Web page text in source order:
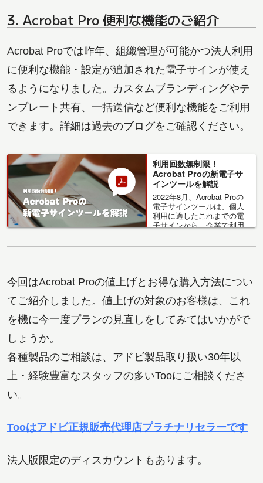
3. Acrobat Pro 便利な機能のご紹介
Acrobat Proでは昨年、組織管理が可能かつ法人利用
に便利な機能・設定が追加された電子サインが使え
るようになりました。カスタムブランディングやテ
ンプレート共有、一括送信など便利な機能をご利用
できます。詳細は過去のブログをご確認ください。
利用回数無制限！
Acrobat Proの新電子サ
インツールを解説
2022年8月、Acrobat Proの
電子サインツールは、個人
利用に適したこれまでの電
子サインから、企業で利用
今回はAcrobat Proの値上げとお得な購入方法につい
てご紹介しました。値上げの対象のお客様は、これ
を機に今一度プランの見直しをしてみてはいかがで
しょうか。
各種製品のご相談は、アドビ製品取り扱い30年以
上・経験豊富なスタッフの多いTooにご相談くださ
い。
Tooはアドビ正規販売代理店プラチナリセラーです
法人版限定のディスカウントもあります。